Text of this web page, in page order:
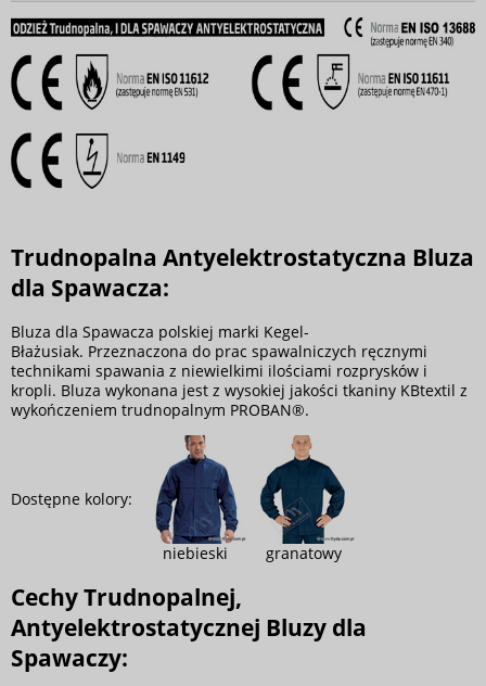
Trudnopalna Antyelektrostatyczna Bluza
dla Spawacza:
Bluza dla Spawacza polskiej marki Kegel-
Błażusiak. Przeznaczona do prac spawalniczych ręcznymi
technikami spawania z niewielkimi ilościami rozprysków i
kropli. Bluza wykonana jest z wysokiej jakości tkaniny KBtextil z
wykończeniem trudnopalnym PROBAN®.
Dostępne kolory:
niebieski granatowy
Cechy Trudnopalnej,
Antyelektrostatycznej Bluzy dla
Spawaczy: